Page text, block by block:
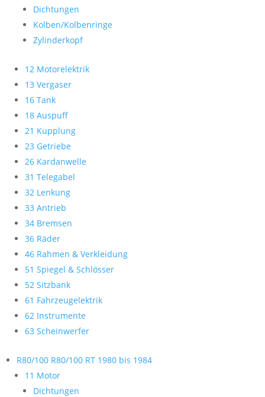
Dichtungen
Kolben/Kolbenringe
Zylinderkopf
12 Motorelektrik
13 Vergaser
16 Tank
18 Auspuff
21 Kupplung
23 Getriebe
26 Kardanwelle
31 Telegabel
32 Lenkung
33 Antrieb
34 Bremsen
36 Räder
46 Rahmen & Verkleidung
51 Spiegel & Schlösser
52 Sitzbank
61 Fahrzeugelektrik
62 Instrumente
63 Scheinwerfer
R80/100 R80/100 RT 1980 bis 1984
11 Motor
Dichtungen